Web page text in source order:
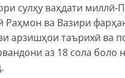
сулҳу ваҳдати
ва Вазири
арзишҳои таърихӣ ва
аз 18 сола боло